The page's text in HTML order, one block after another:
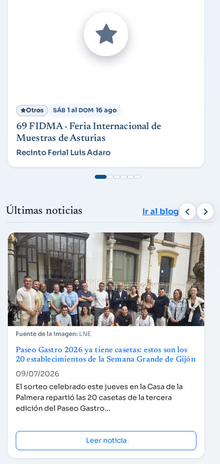
Otros SÁB 1 al DOM 16 ago
69 FIDMA · Feria Internacional de
Muestras de Asturias
Recinto Ferial Luis Adaro
Últimas noticias Ir al blog
LNE
Paseo Gastro 2026 ya tiene casetas: estos son los
20 establecimientos de la Semana Grande de Gijón
09/07/2026
El sorteo celebrado este jueves en la Casa de la
Palmera repartió las 20 casetas de la tercera
edición del Paseo Gastro…
Leer noticia